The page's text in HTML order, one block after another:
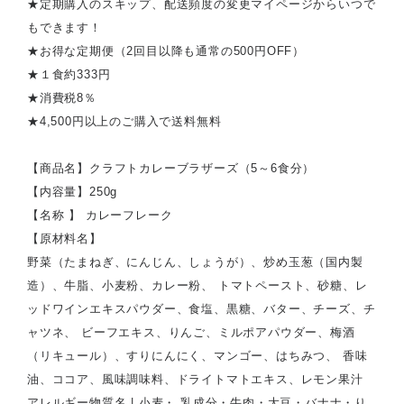
★定期購入のスキップ、配送頻度の変更マイページからいつで
もできます！
★お得な定期便（2回目以降も通常の500円OFF）
★１食約333円
★消費税8％
★4,500円以上のご購入で送料無料
【商品名】クラフトカレーブラザーズ（5～6食分）
【内容量】250g
【名称 】 カレーフレーク
【原材料名】
野菜（たまねぎ、にんじん、しょうが）、炒め玉葱（国内製
造）、牛脂、小麦粉、カレー粉、 トマトペースト、砂糖、レ
ッドワインエキスパウダー、食塩、黒糖、バター、チーズ、チ
ャツネ、 ビーフエキス、りんご、ミルポアパウダー、梅酒
（リキュール）、すりにんにく、マンゴー、はちみつ、 香味
油、ココア、風味調味料、ドライトマトエキス、レモン果汁